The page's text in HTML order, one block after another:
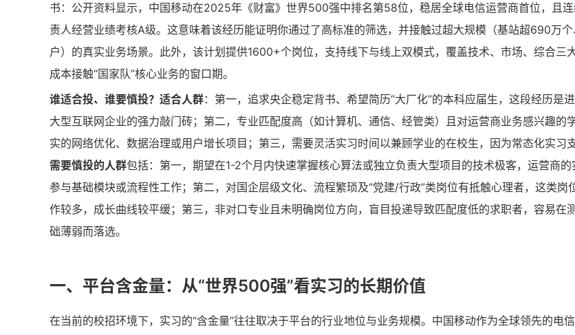
书：公开资料显示，中国移动在2025年《财富》世界500强中排名第58位，稳居全球电信运营商首位，且
责人经营业绩考核A级。这意味着该经历能证明你通过了高标准的筛选，并接触过超大规模（基站超690万
户）的真实业务场景。此外，该计划提供1600+个岗位，支持线下与线上双模式，覆盖技术、市场、综合三
成本接触“国家队”核心业务的窗口期。
谁适合投、谁要慎投？ 适合人群：第一，追求央企稳定背书、希望简历“大厂化”的本科应届生，这段经历是
大型互联网企业的强力敲门砖；第二，专业匹配度高（如计算机、通信、经管类）且对运营商业务感兴趣的
实的网络优化、数据治理或用户增长项目；第三，需要灵活实习时间以兼顾学业的在校生，因为常态化实习
需要慎投的人群包括：第一，期望在1-2个月内快速掌握核心算法或独立负责大型项目的技术极客，运营商的
参与基础模块或流程性工作；第二，对国企层级文化、流程繁琐及“党建/行政”类岗位有抵触心理者，这类岗
作较多，成长曲线较平缓；第三，非对口专业且未明确岗位方向，盲目投递导致匹配度低的求职者，容易在
础薄弱而落选。
一、平台含金量：从“世界500强”看实习的长期价值
在当前的校招环境下，实习的“含金量”往往取决于平台的行业地位与业务规模。中国移动作为全球领先的电